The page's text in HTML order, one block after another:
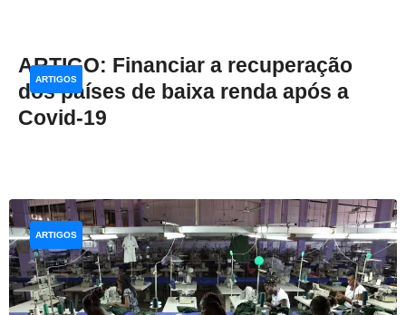
ARTIGO: Financiar a recuperação
dos países de baixa renda após a
Covid-19
ARTIGOS
ARTIGOS